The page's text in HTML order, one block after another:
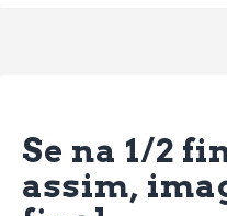
Se na 1/2
assim,